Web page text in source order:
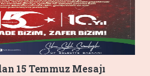
15 Temmuz Mesajı